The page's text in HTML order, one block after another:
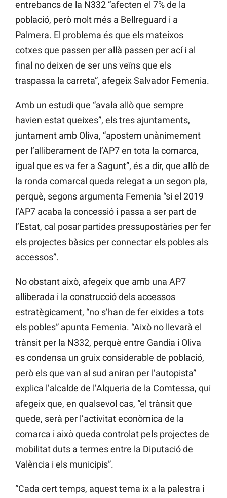
entrebancs de la N332 “afecten el 7% de la
població, però molt més a Bellreguard i a
Palmera. El problema és que els mateixos
cotxes que passen per allà passen per ací i al
final no deixen de ser uns veïns que els
traspassa la carreta”, afegeix Salvador Femenia.
Amb un estudi que “avala allò que sempre
havien estat queixes”, els tres ajuntaments,
juntament amb Oliva, “apostem unànimement
per l’alliberament de l’AP7 en tota la comarca,
igual que es va fer a Sagunt”, és a dir, que allò de
la ronda comarcal queda relegat a un segon pla,
perquè, segons argumenta Femenia “si el 2019
l’AP7 acaba la concessió i passa a ser part de
l’Estat, cal posar partides pressupostàries per fer
els projectes bàsics per connectar els pobles als
accessos”.
No obstant això, afegeix que amb una AP7
alliberada i la construcció dels accessos
estratègicament, “no s’han de fer eixides a tots
els pobles” apunta Femenia. “Això no llevarà el
trànsit per la N332, perquè entre Gandia i Oliva
es condensa un gruix considerable de població,
però els que van al sud aniran per l’autopista”
explica l’alcalde de l’Alqueria de la Comtessa, qui
afegeix que, en qualsevol cas, “el trànsit que
quede, serà per l’activitat econòmica de la
comarca i això queda controlat pels projectes de
mobilitat duts a termes entre la Diputació de
València i els municipis”.
“Cada cert temps, aquest tema ix a la palestra i